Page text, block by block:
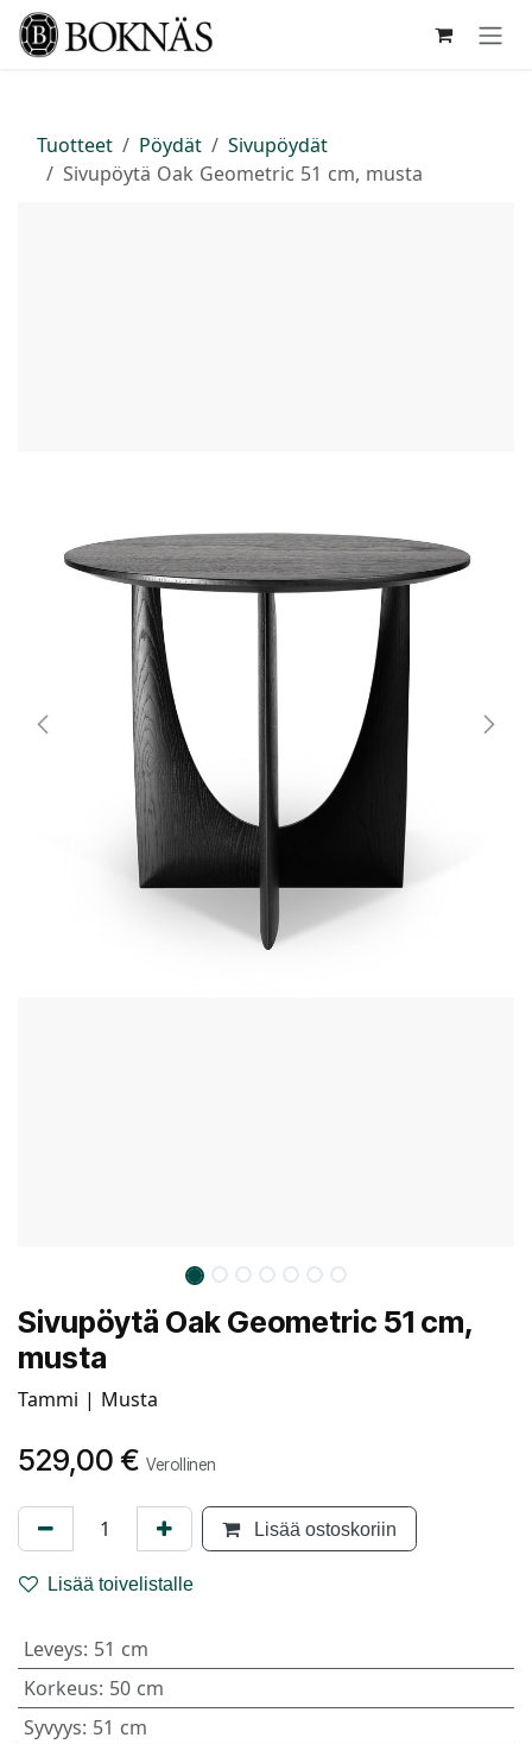
Siirry sisältöön
Tuotteet Pöydät
Sivupöydät
Sivupöytä Oak Geometric 51 cm, musta
Sivupöytä Oak Geometric 51 cm,
musta
Tammi | Musta
529,00 € Verollinen
Lisää ostoskoriin
Lisää toivelistalle
Leveys: 51 cm
Korkeus: 50 cm
Syvyys: 51 cm